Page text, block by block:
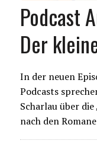
Podcast
Der
In der neuen
Podcasts
Scharlau über
nach den